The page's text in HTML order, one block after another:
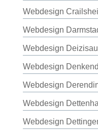
Webdesign
Webdesign
Webdesign Deizisau
Webdesign
Webdesign
Webdesign
Webdesign